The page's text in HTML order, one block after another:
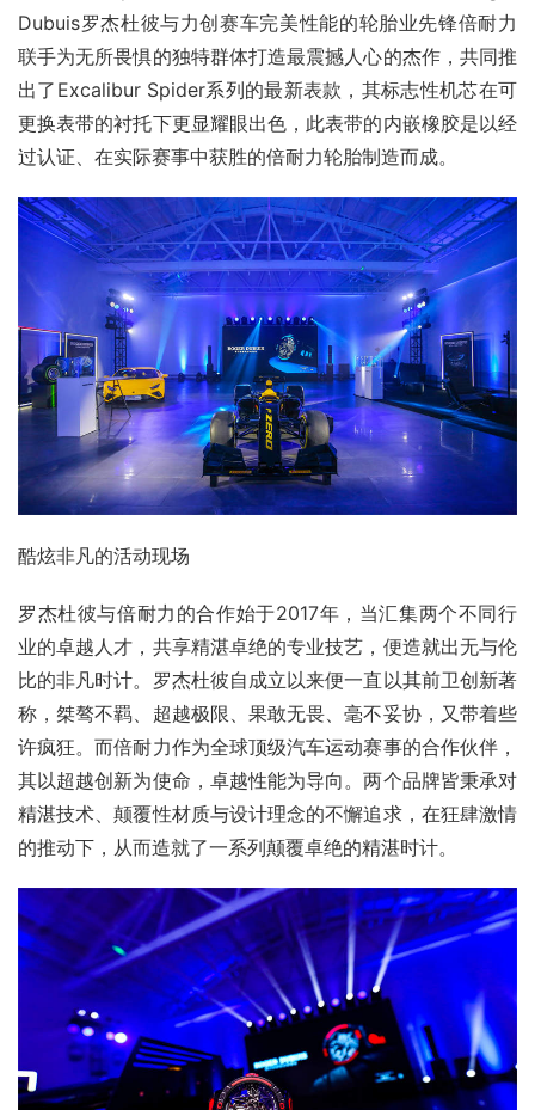
Dubuis罗杰杜彼与力创赛车完美性能的轮胎业先锋倍耐力
联手为无所畏惧的独特群体打造最震撼人心的杰作，共同推
出了Excalibur Spider系列的最新表款，其标志性机芯在可
更换表带的衬托下更显耀眼出色，此表带的内嵌橡胶是以经
过认证、在实际赛事中获胜的倍耐力轮胎制造而成。
酷炫非凡的活动现场
罗杰杜彼与倍耐力的合作始于2017年，当汇集两个不同行
业的卓越人才，共享精湛卓绝的专业技艺，便造就出无与伦
比的非凡时计。罗杰杜彼自成立以来便一直以其前卫创新著
称，桀骜不羁、超越极限、果敢无畏、毫不妥协，又带着些
许疯狂。而倍耐力作为全球顶级汽车运动赛事的合作伙伴，
其以超越创新为使命，卓越性能为导向。两个品牌皆秉承对
精湛技术、颠覆性材质与设计理念的不懈追求，在狂肆激情
的推动下，从而造就了一系列颠覆卓绝的精湛时计。